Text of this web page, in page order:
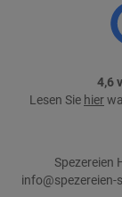
4,6
Lesen Sie hier
Spezereien